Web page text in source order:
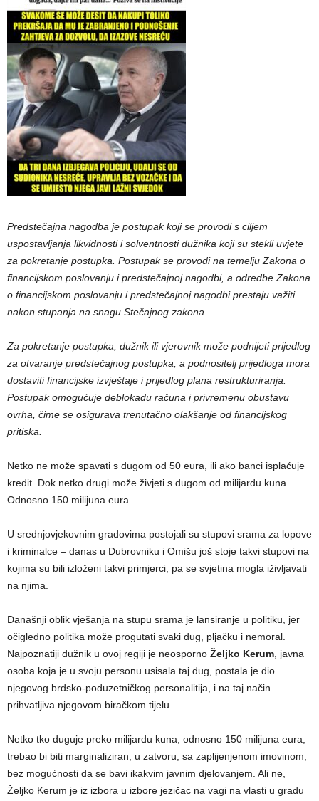
Predstečajna nagodba je postupak koji se provodi s ciljem
uspostavljanja likvidnosti i solventnosti dužnika koji su stekli uvjete
za pokretanje postupka. Postupak se provodi na temelju Zakona o
financijskom poslovanju i predstečajnoj nagodbi, a odredbe Zakona
o financijskom poslovanju i predstečajnoj nagodbi prestaju važiti
nakon stupanja na snagu Stečajnog zakona.
Za pokretanje postupka, dužnik ili vjerovnik može podnijeti prijedlog
za otvaranje predstečajnog postupka, a podnositelj prijedloga mora
dostaviti financijske izvještaje i prijedlog plana restrukturiranja.
Postupak omogućuje deblokadu računa i privremenu obustavu
ovrha, čime se osigurava trenutačno olakšanje od financijskog
pritiska.
Netko ne može spavati s dugom od 50 eura, ili ako banci isplaćuje
kredit. Dok netko drugi može živjeti s dugom od milijardu kuna.
Odnosno 150 milijuna eura.
U srednjovjekovnim gradovima postojali su stupovi srama za lopove
i kriminalce – danas u Dubrovniku i Omišu još stoje takvi stupovi na
kojima su bili izloženi takvi primjerci, pa se svjetina mogla iživljavati
na njima.
Današnji oblik vješanja na stupu srama je lansiranje u politiku, jer
očigledno politika može progutati svaki dug, pljačku i nemoral.
Najpoznatiji dužnik u ovoj regiji je neosporno Željko Kerum , javna
osoba koja je u svoju personu usisala taj dug, postala je dio
njegovog brdsko-poduzetničkog personalitija, i na taj način
prihvatljiva njegovom biračkom tijelu.
Netko tko duguje preko milijardu kuna, odnosno 150 milijuna eura,
trebao bi biti marginaliziran, u zatvoru, sa zaplijenjenom imovinom,
bez mogućnosti da se bavi ikakvim javnim djelovanjem. Ali ne,
Željko Kerum je iz izbora u izbore jezičac na vagi na vlasti u gradu